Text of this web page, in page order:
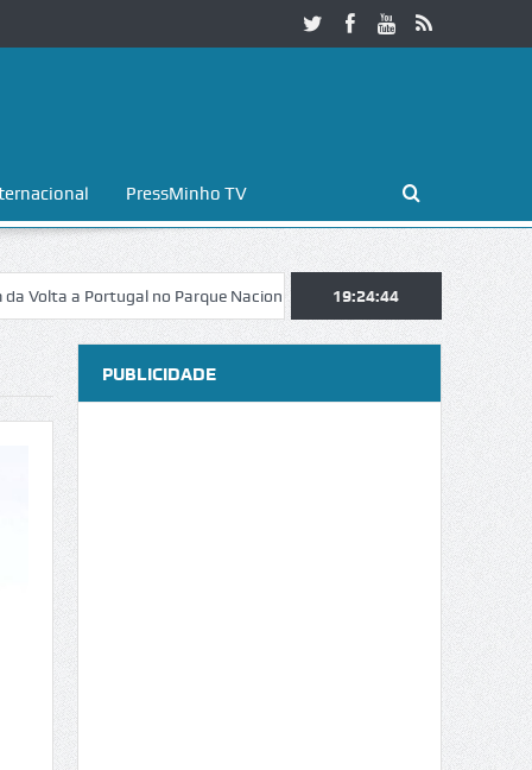
PressMinho TV
no Parque Nacional da Peneda-Gerês Esposende.
19:24:45
PUBLICIDADE